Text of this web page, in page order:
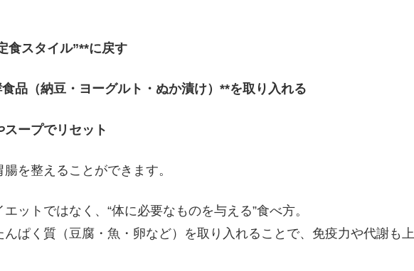
食スタイル”**に戻す
品（納豆・ヨーグルト・ぬか漬け）**を取り入れる
ープでリセット
を整えることができます。
ットではなく、“体に必要なものを与える”食べ方。
ぱく質（豆腐・魚・卵など）を取り入れることで、免疫力や代謝も上